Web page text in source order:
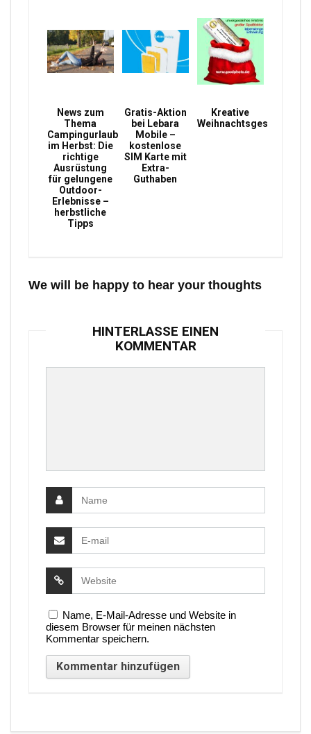
News zum
Thema
Campingurlaub
im Herbst: Die
richtige
Ausrüstung
für gelungene
Outdoor-
Erlebnisse –
herbstliche
Tipps
Gratis-Aktion
bei Lebara
Mobile –
kostenlose
SIM Karte mit
Extra-
Guthaben
Kreative
Weihnachtsgeschenke
We will be happy to hear your thoughts
HINTERLASSE EINEN
KOMMENTAR
Name, E-Mail-Adresse und Website in
diesem Browser für meinen nächsten
Kommentar speichern.